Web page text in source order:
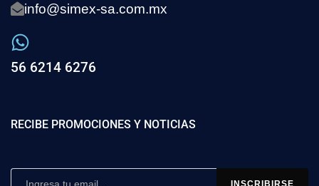
info@simex-sa.com.mx
56 6214 6276
RECIBE PROMOCIONES Y NOTICIAS